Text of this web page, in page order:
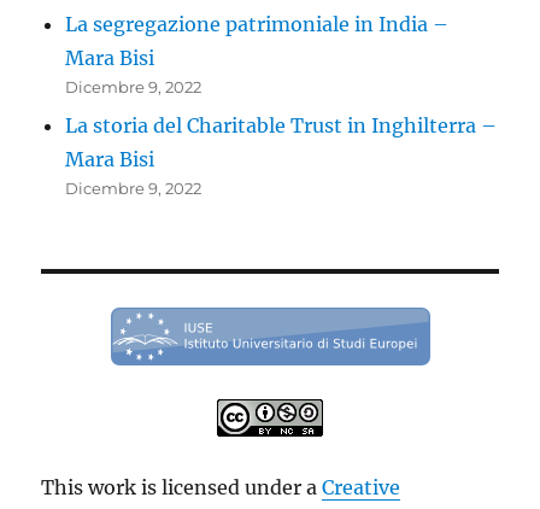
La segregazione patrimoniale in India –
Mara Bisi
Dicembre 9, 2022
La storia del Charitable Trust in Inghilterra –
Mara Bisi
Dicembre 9, 2022
This work is licensed under aCreative